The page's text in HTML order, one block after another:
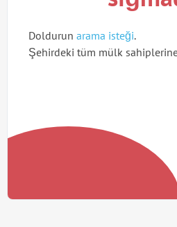
Doldurun arama isteği.
Şehirdeki tüm mülk